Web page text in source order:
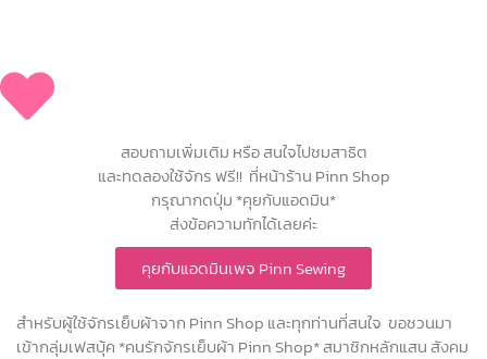
สอบถามเพิ่มเติม หรือ สนใจไปชมสาธิต
และทดลองใช้จักร ฟรี!! ที่หน้าร้าน Pinn Shop
กรุณากดปุ่ม *คุยกับแอดมิน*
ส่งข้อความทักได้เลยค่ะ
คุยกับแอดมินเพจ Pinn Sewing
สำหรับผู้ใช้จักรเย็บผ้าจาก Pinn Shop และทุกท่านที่สนใจ ขอชวนมา
เข้ากลุ่มเฟสบุ้ค *คนรักจักรเย็บผ้า Pinn Shop* สมาชิกหลักแสน สังคม